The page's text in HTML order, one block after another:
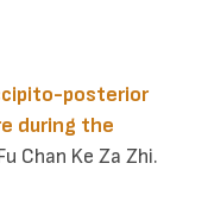
posterior
during the
Chan Ke Za Zhi.